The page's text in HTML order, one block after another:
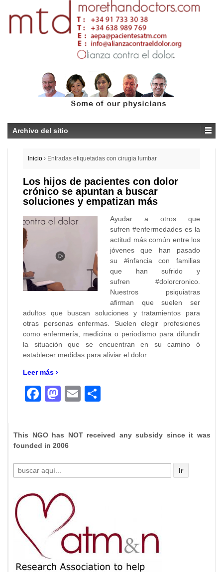
Archivo del sitio
Inicio › Entradas etiquetadas con cirugia lumbar
Los hijos de pacientes con dolor
crónico se apuntan a buscar
soluciones y empatizan más
Ayudar a otros que
sufren #enfermedades es la
actitud más común entre los
jóvenes que han pasado
su #infancia con familias
que han sufrido y
sufren #dolorcronico.
Nuestros psiquiatras
afirman que suelen ser
adultos que buscan soluciones y tratamientos para
otras personas enfermas. Suelen elegir profesiones
como enfermería, medicina o periodismo para difundir
la situación que se encuentran en su camino ó
establecer medidas para aliviar el dolor.
Leer más ›
Facebook
Mastodon
Email
This NGO has NOT received any subsidy since it was
founded in 2006
Buscar
por: